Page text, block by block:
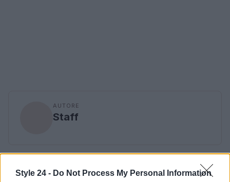
Style 24 - Do Not Process My Personal Information
AUTORE
Staff